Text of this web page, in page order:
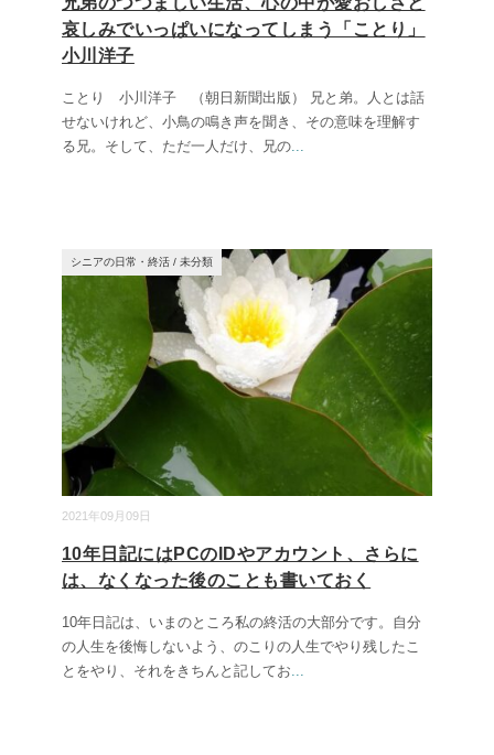
哀しみでいっぱいになってしまう「ことり」
小川洋子
ことり 小川洋子 （朝日新聞出版） 兄と弟。人とは話
せないけれど、小鳥の鳴き声を聞き、その意味を理解す
る兄。そして、ただ一人だけ、兄の...
2021年09月09日
シニアの日常・終活 / 未分類
10年日記にはPCのIDやアカウント、さらに
は、なくなった後のことも書いておく
10年日記は、いまのところ私の終活の大部分です。自分
の人生を後悔しないよう、のこりの人生でやり残したこ
とをやり、それをきちんと記してお...